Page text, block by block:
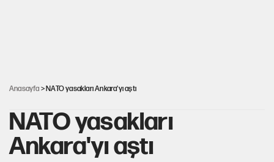
Anasayfa > NATO yasakları Ankara'yı aştı
NATO yasakları
Ankara'yı aştı